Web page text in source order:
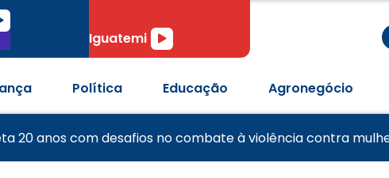
Iguatemi Tocador
de
Política Educação Agronegócio
R$ 62,5 bilhões para bets entre outubro de 2024 e março
após passagem de tornado em Pedro Osório
20 anos com desafios no combate à violência contra